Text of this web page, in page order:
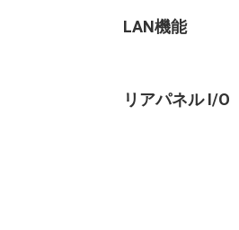
LAN機能
リアパネル I/O